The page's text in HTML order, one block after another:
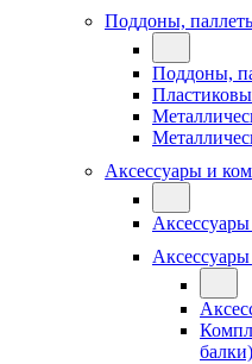
Поддоны,
Поддоны,
Аксессуары и